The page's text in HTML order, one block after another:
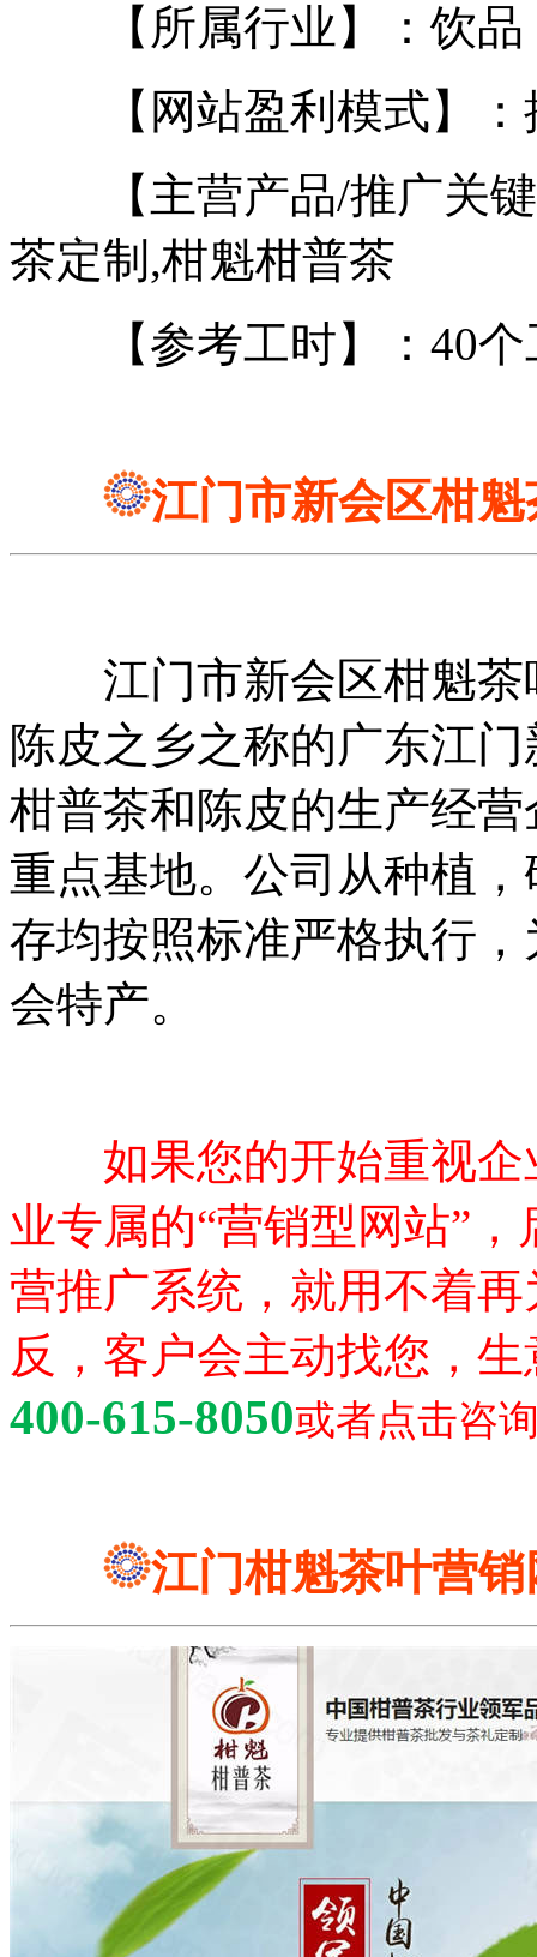
【所属行业】：饮品
【网站盈利模式】：
【主营产品/推广关键
茶定制,柑魁柑普茶
【参考工时】：40个
江门市新会区柑
江门市新会区柑魁茶
陈皮之乡之称的广东江
柑普茶和陈皮的生产经
重点基地。公司从种植
存均按照标准严格执行
会特产。
如果您的开始重视
业专属的“营销型网站”
营推广系统，就用不着
反，客户会主动找您，
400-615-8050或者点击咨
江门柑魁茶叶营